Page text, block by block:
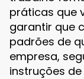
práticas que
garantir que
padrões de
empresa,
instruções